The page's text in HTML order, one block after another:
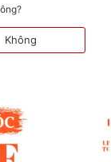
Không